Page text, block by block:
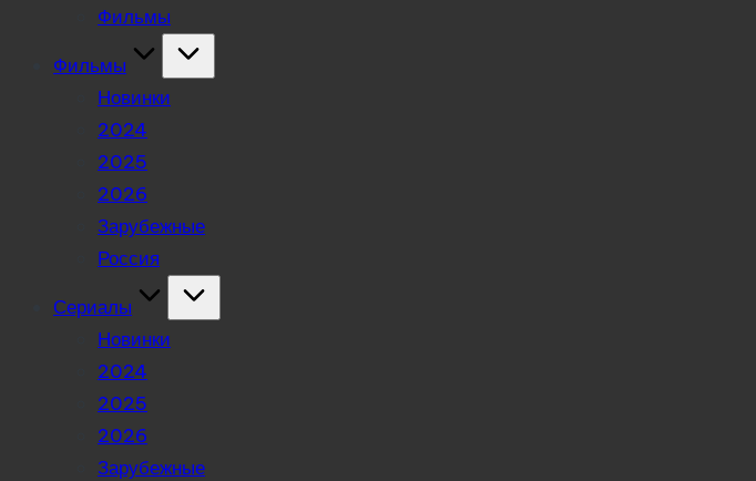
Фильмы
Фильмы
Новинки
2024
2025
2026
Зарубежные
Россия
Сериалы
Новинки
2024
2025
2026
Зарубежные